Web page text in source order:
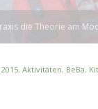
2015, Aktivitäten, BeBa,